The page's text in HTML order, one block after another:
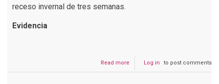
receso invernal de tres semanas.
Evidencia
Read more
Es
Log in to post comments